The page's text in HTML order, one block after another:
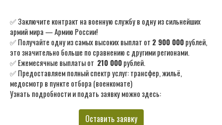
✅ Заключите контракт на военную службу в одну из сильнейших
армий мира — Армию России!
✅ Получайте одну из самых высоких выплат от 2 900 000рублей,
это значительно больше по сравнению с другими регионами.
✅ Ежемесячные выплаты от 210 000рублей.
✅ Предоставляем полный спектр услуг: трансфер, жильё,
медосмотр в пункте отбора (военкомате)
Узнать подробности и подать заявку можно здесь:
Оставить заявку